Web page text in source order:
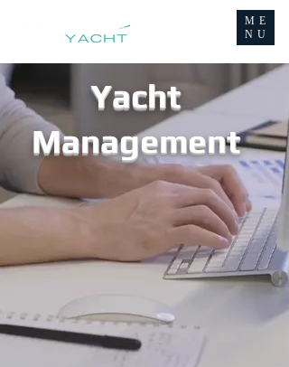
ME
NU
Yacht
Management